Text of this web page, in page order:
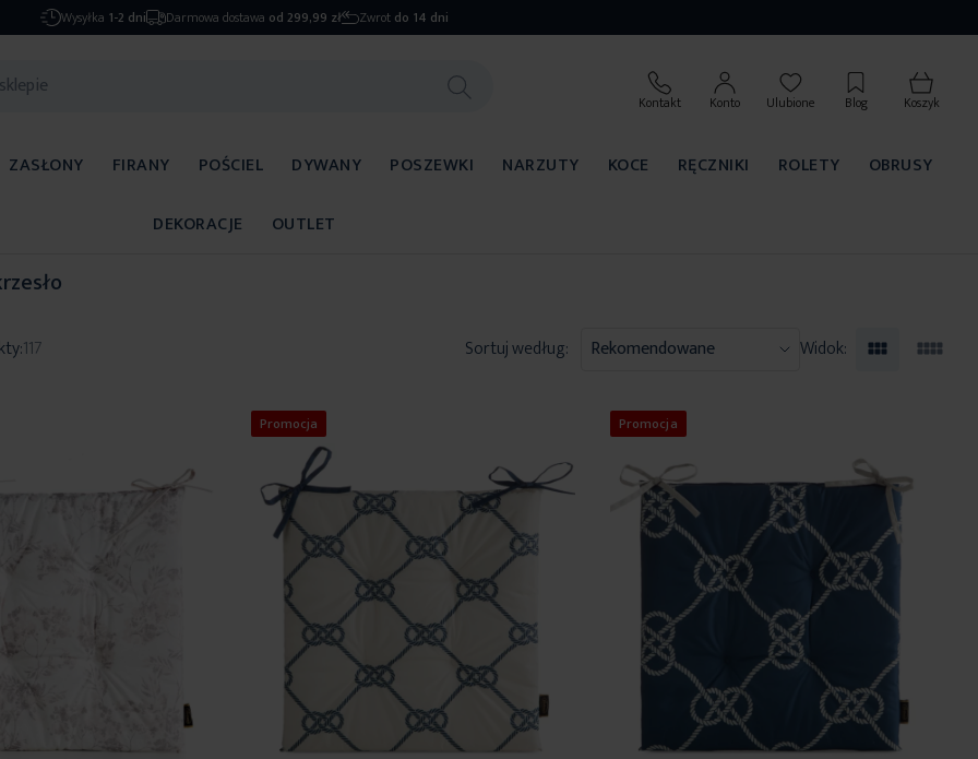
Wysyłka 1-2 dni Darmowa dostawa od 299,99 zł Zwrot do 14 dni
Kontakt Konto Ulubione Blog Koszyk
ZASŁONY FIRANY POŚCIEL DYWANY POSZEWKI NARZUTY KOCE RĘCZNIKI ROLETY
OBRUSY
DEKORACJE
OUTLET
117 Sortuj według: Widok:
Promocja Promocja